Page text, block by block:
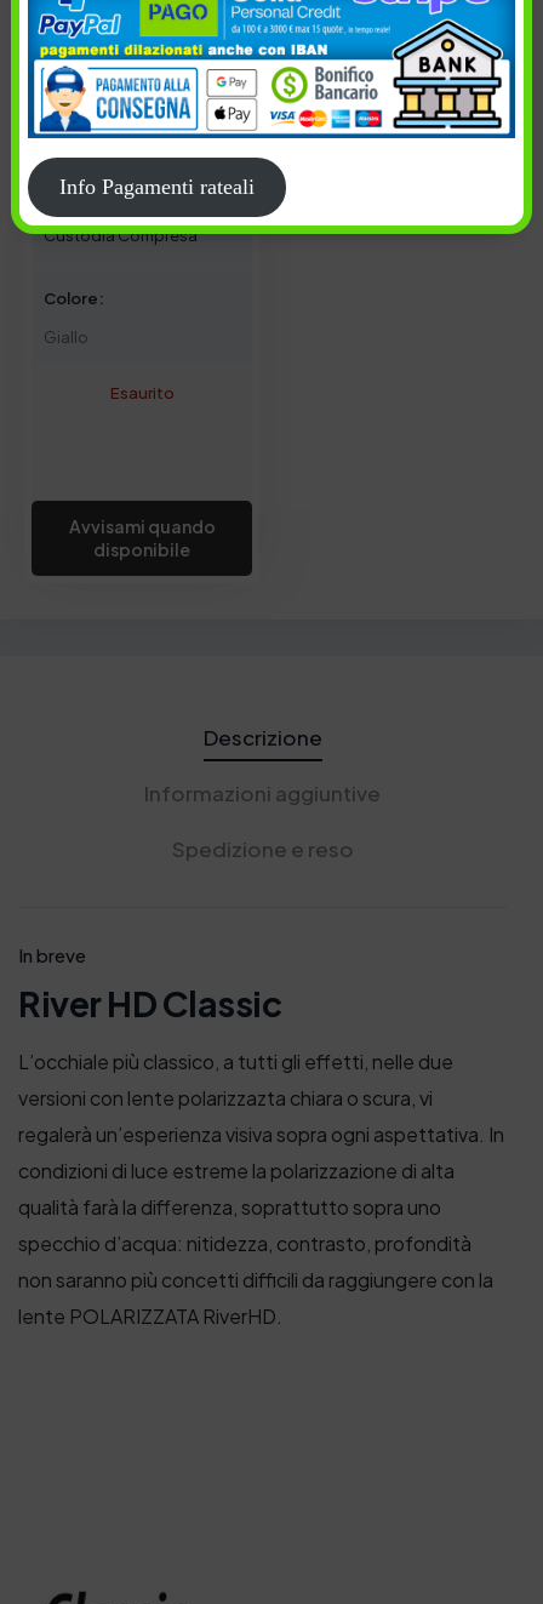
70,00€
Custodia Compresa
Colore:
Giallo
Esaurito
Avvisami quando
disponibile
Descrizione
Informazioni aggiuntive
Spedizione e reso
In breve
River HD Classic
L’occhiale più classico, a tutti gli effetti, nelle due
versioni con lente polarizzazta chiara o scura, vi
regalerà un’esperienza visiva sopra ogni aspettativa. In
condizioni di luce estreme la polarizzazione di alta
qualità farà la differenza, soprattutto sopra uno
specchio d’acqua: nitidezza, contrasto, profondità
non saranno più concetti difficili da raggiungere con la
lente POLARIZZATA RiverHD.
Info Pagamenti rateali